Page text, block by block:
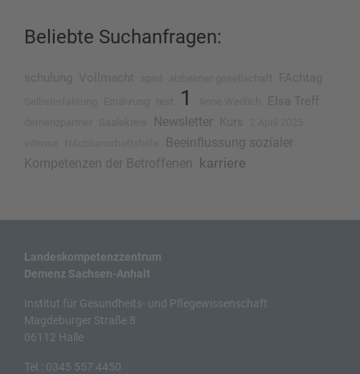
Beliebte Suchanfragen:
1 Elsa Treff
Newsletter
Beeinflussung sozialer
Kompetenzen der Betroffenen
karriere
Landeskompetenzzentrum
Demenz Sachsen-Anhalt
Institut für Gesundheits- und Pflegewissenschaft
Magdeburger Straße 8
06112 Halle
Tel.: 0345 557 4450